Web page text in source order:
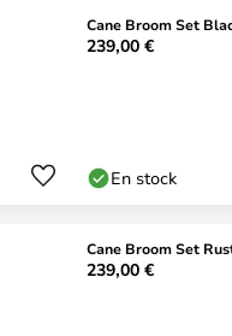
Cane Broom Set
239,00 €
En stock
Cane Broom Set
239,00 €